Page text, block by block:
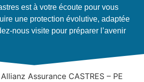
est à votre écoute pour vous
une protection évolutive, adaptée
nous visite pour préparer l’avenir
Allianz Assurance CASTRES – PE